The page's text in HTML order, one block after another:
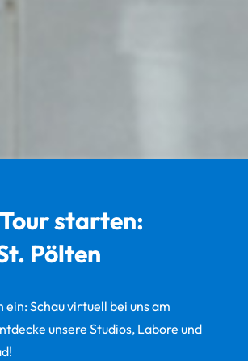
starten:
Pölten
Schau virtuell bei uns am
unsere Studios, Labore und